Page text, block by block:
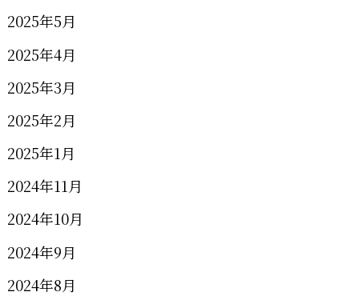
2025年5月
2025年4月
2025年3月
2025年2月
2025年1月
2024年11月
2024年10月
2024年9月
2024年8月